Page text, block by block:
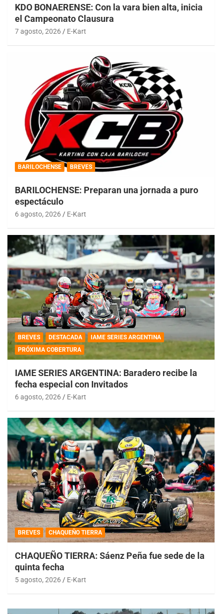
KDO BONAERENSE: Con la vara bien alta, inicia
el Campeonato Clausura
7 agosto, 2026 E-Kart
BARILOCHENSE BREVES
BARILOCHENSE: Preparan una jornada a puro
espectáculo
6 agosto, 2026 E-Kart
BREVES DESTACADA
IAME SERIES ARGENTINA
PRÓXIMA COBERTURA
IAME SERIES ARGENTINA: Baradero recibe la
fecha especial con Invitados
6 agosto, 2026 E-Kart
BREVES CHAQUEÑO TIERRA
CHAQUEÑO TIERRA: Sáenz Peña fue sede de la
quinta fecha
5 agosto, 2026 E-Kart